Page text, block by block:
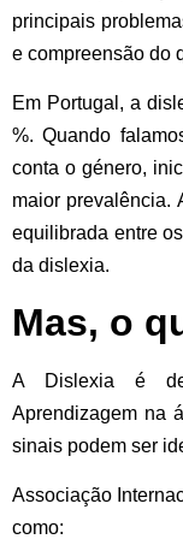
principais
e compreensão do
Em Portugal, a
%. Quando
conta o género,
maior prevalência.
equilibrada entre
da dislexia.
Mas, o
A Dislexia é
Aprendizagem na
sinais podem ser
Associação
como: